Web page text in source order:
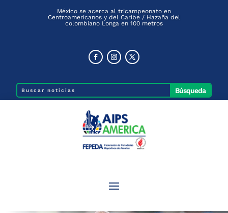
México se acerca al tricampeonato en
Centroamericanos y del Caribe / Hazaña del
colombiano Longa en 100 metros